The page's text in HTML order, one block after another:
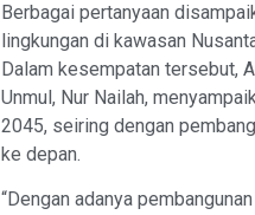
Berbagai pertanyaan
lingkungan di kawasan
Dalam kesempatan tersebut,
Unmul, Nur Nailah,
2045, seiring dengan
ke depan.
“Dengan adanya